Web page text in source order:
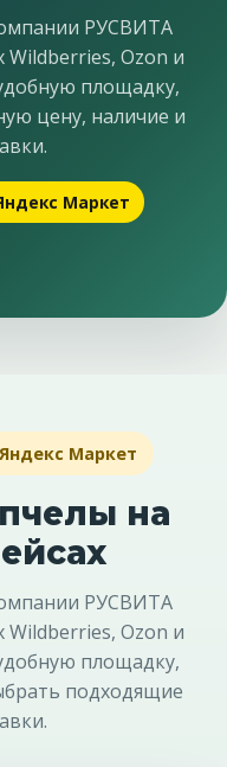
РУСВИТА
Wildberries, Ozon и
площадку,
цену, наличие и
Маркет
Яндекс Маркет
на
РУСВИТА
Wildberries, Ozon и
площадку,
подходящие